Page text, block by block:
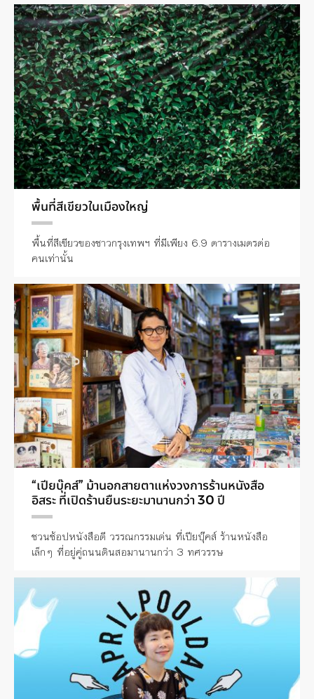
พื้นที่สีเขียวในเมืองใหญ่
พื้นที่สีเขียวของชาวกรุงเทพฯ ที่มีเพียง 6.9 ตารางเมตรต่อ
คนเท่านั้น
“เปียบุ๊คส์” ม้านอกสายตาแห่งวงการร้านหนังสือ
อิสระ ที่เปิดร้านยืนระยะมานานกว่า 30 ปี
ชวนช้อปหนังสือดี วรรณกรรมเด่น ที่เปียบุ๊คส์ ร้านหนังสือ
เล็กๆ ที่อยู่คู่ถนนดินสอมานานกว่า 3 ทศวรรษ